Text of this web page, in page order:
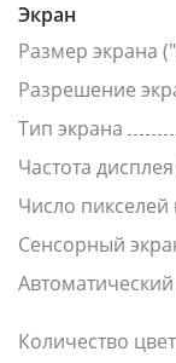
Экран
Размер экрана
Разрешение
Тип экрана
Частота
Число
Сенсорный
Количество